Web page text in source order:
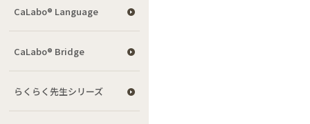
CaLabo® Language
CaLabo® Bridge
らくらく先生シリーズ